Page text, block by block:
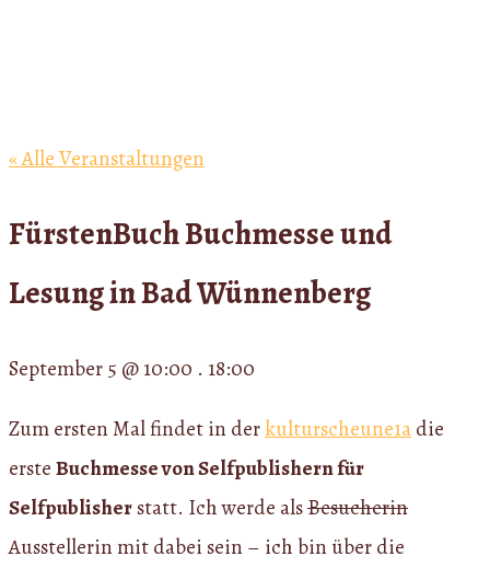
« Alle Veranstaltungen
FürstenBuch Buchmesse und
Lesung in Bad Wünnenberg
September 5 @10:00 . 18:00
Zum ersten Mal findet in derkulturscheune1adie
ersteBuchmesse von Selfpublishern für
Selfpublisherstatt. Ich werde alsBesucherin
Ausstellerin mit dabei sein – ich bin über die